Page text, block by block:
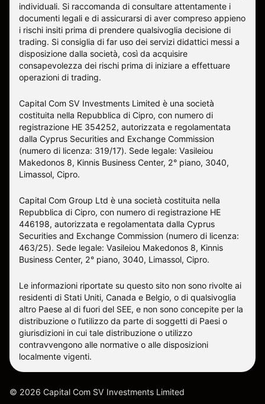
individuali. Si raccomanda di consultare attentamente i
documenti legali e di assicurarsi di aver compreso appieno
i rischi insiti prima di prendere qualsivoglia decisione di
trading. Si consiglia di far uso dei servizi didattici messi a
disposizione dalla società, così da acquisire
consapevolezza dei rischi prima di iniziare a effettuare
operazioni di trading.
Capital Com SV Investments Limited è una società
costituita nella Repubblica di Cipro, con numero di
registrazione HE 354252, autorizzata e regolamentata
dalla Cyprus Securities and Exchange Commission
(numero di licenza: 319/17). Sede legale: Vasileiou
Makedonos 8, Kinnis Business Center, 2° piano, 3040,
Limassol, Cipro.
Capital Com Group Ltd è una società costituita nella
Repubblica di Cipro, con numero di registrazione ΗΕ
446198, autorizzata e regolamentata dalla Cyprus
Securities and Exchange Commission (numero di licenza:
463/25). Sede legale: Vasileiou Makedonos 8, Kinnis
Business Center, 2° piano, 3040, Limassol, Cipro.
Le informazioni riportate su questo sito non sono rivolte ai
residenti di Stati Uniti, Canada e Belgio, o di qualsivoglia
altro Paese al di fuori del SEE, e non sono concepite per la
distribuzione o l’utilizzo da parte di soggetti di Paesi o
giurisdizioni in cui tale distribuzione o utilizzo
contravvengono alle normative o alle disposizioni
localmente vigenti.
© 2026 Capital Com SV Investments Limited